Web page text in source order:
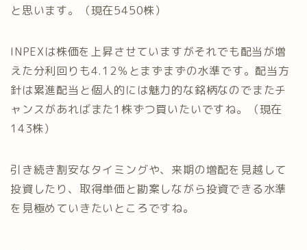
と思います。（現在5450株）
INPEXは株価を上昇させていますがそれでも配当が増
えた分利回りも4.12％とまずまずの水準です。配当方
針は累進配当と個人的には魅力的な銘柄なのでまたチ
ャンスがあればまた1株ずつ買いたいですね。（現在
143株）
引き続き割安なタイミングや、来期の増配を見越して
投資したり、取得単価と勘案しながら投資できる水準
を見極めていきたいところですね。